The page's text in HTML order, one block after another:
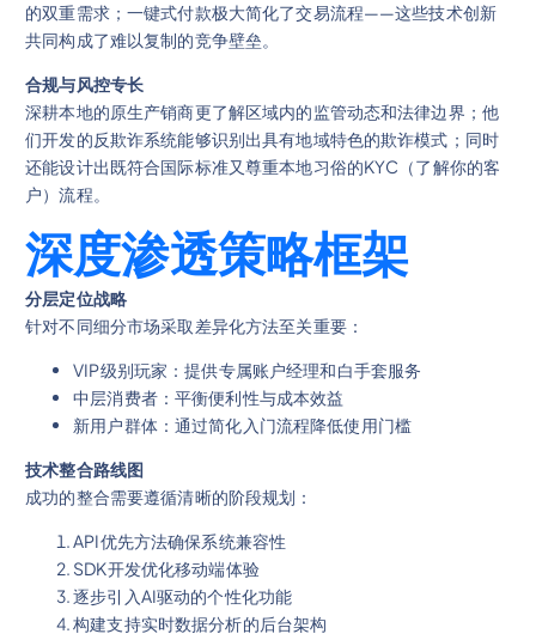
的双重需求；一键式付款极大简化了交易流程——这些技术创新
共同构成了难以复制的竞争壁垒。
合规与风控专长
深耕本地的原生产销商更了解区域内的监管动态和法律边界；他
们开发的反欺诈系统能够识别出具有地域特色的欺诈模式；同时
还能设计出既符合国际标准又尊重本地习俗的KYC（了解你的客
户）流程。
深度渗透策略框架
分层定位战略
针对不同细分市场采取差异化方法至关重要：
VIP级别玩家：提供专属账户经理和白手套服务
中层消费者：平衡便利性与成本效益
新用户群体：通过简化入门流程降低使用门槛
技术整合路线图
成功的整合需要遵循清晰的阶段规划：
API优先方法确保系统兼容性
SDK开发优化移动端体验
逐步引入AI驱动的个性化功能
构建支持实时数据分析的后台架构